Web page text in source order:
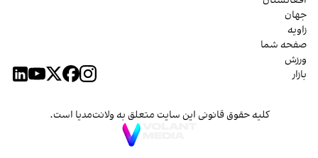
جهان
زاویه
صفحه شما
ورزش
بازار
کلیه حقوق قانونی این سایت متعلق به ولانت‌مدیا است.